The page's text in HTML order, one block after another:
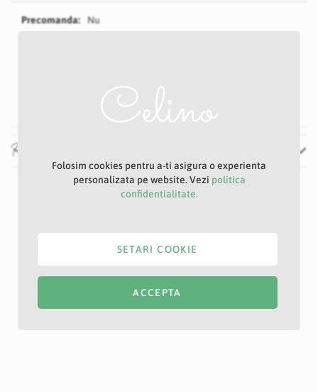
Specificatii
Nu
20 cm
Recenzii
Folosim cookies pentru a-ti asigura o experienta
personalizata pe website. Vezi politica
confidentialitate.
ACCEPTA
SETARI COOKIE